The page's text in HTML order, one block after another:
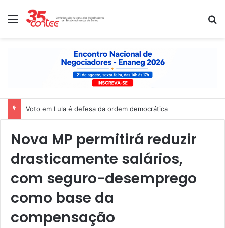
Menu
Voto em Lula é defesa da ordem democrática
Nova MP permitirá reduzir
drasticamente salários,
com seguro-desemprego
como base da
compensação